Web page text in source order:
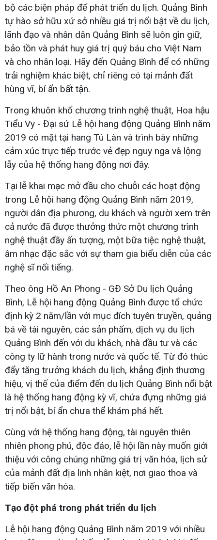
bộ các biện pháp để phát triển du lịch. Quảng Bình
tự hào sở hữu xứ sở nhiều giá trị nổi bật về du lịch,
lãnh đạo và nhân dân Quảng Bình sẽ luôn gìn giữ,
bảo tồn và phát huy giá trị quý báu cho Việt Nam
và cho nhân loại. Hãy đến Quảng Bình để có những
trải nghiệm khác biệt, chỉ riêng có tại mảnh đất
hùng vĩ, bí ẩn bất tận.
Trong khuôn khổ chương trình nghệ thuật, Hoa hậu
Tiểu Vy - Đại sứ Lễ hội hang động Quảng Bình năm
2019 có mặt tại hang Tú Làn và trình bày những
cảm xúc trực tiếp trước vẻ đẹp nguy nga và lộng
lẫy của hệ thống hang động nơi đây.
Tại lễ khai mạc mở đầu cho chuỗi các hoạt động
trong Lễ hội hang động Quảng Bình năm 2019,
người dân địa phương, du khách và người xem trên
cả nước đã được thưởng thức một chương trình
nghệ thuật đầy ấn tượng, một bữa tiệc nghệ thuật,
âm nhạc đặc sắc với sự tham gia biểu diễn của các
nghệ sĩ nổi tiếng.
Theo ông Hồ An Phong - GĐ Sở Du lịch Quảng
Bình, Lễ hội hang động Quảng Bình được tổ chức
định kỳ 2 năm/lần với mục đích tuyên truyền, quảng
bá về tài nguyên, các sản phẩm, dịch vụ du lịch
Quảng Bình đến với du khách, nhà đầu tư và các
công ty lữ hành trong nước và quốc tế. Từ đó thúc
đẩy tăng trưởng khách du lịch, khẳng định thương
hiệu, vị thế của điểm đến du lịch Quảng Bình nổi bật
là hệ thống hang động kỳ vĩ, chứa đựng những giá
trị nổi bật, bí ẩn chưa thể khám phá hết.
Cùng với hệ thống hang động, tài nguyên thiên
nhiên phong phú, độc đáo, lễ hội lần này muốn giới
thiệu với công chúng những giá trị văn hóa, lịch sử
của mảnh đất địa linh nhân kiệt, nơi giao thoa và
tiếp biến văn hóa.
Tạo đột phá trong phát triển du lịch
Lễ hội hang động Quảng Bình năm 2019 với nhiều